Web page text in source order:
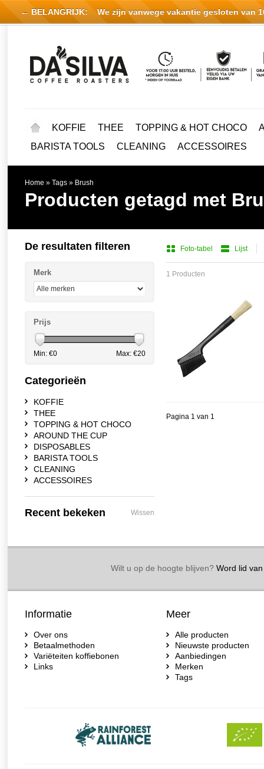
KOFFIE THEE TOPPING & HOT CHOCO
BARISTA TOOLS
CLEANING ACCESSOIRES
Home » Tags » Brush
Producten getagd met
Foto-tabel Lijst
1 Producten
Pagina 1 van 1
De resultaten filteren
Merk
Prijs
Min: €0 Max: €20
Categorieën
KOFFIE
THEE
TOPPING & HOT CHOCO
AROUND THE CUP
DISPOSABLES
BARISTA TOOLS
CLEANING
ACCESSOIRES
Recent bekeken Wissen
Wilt u op de hoogte blijven?Word lid van
Informatie
Over ons
Betaalmethoden
Variëteiten koffiebonen
Links
Meer
Alle producten
Nieuwste producten
Aanbiedingen
Merken
Tags
← BELANGRIJK: We zijn vanwege vakantie gesloten van